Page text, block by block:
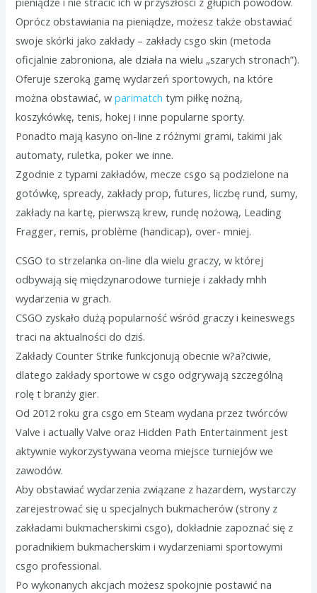
Oprócz obstawiania na pieniądze, możesz także obstawiać
swoje skórki jako zakłady – zakłady csgo skin (metoda
oficjalnie zabroniona, ale działa na wielu „szarych stronach”).
Oferuje szeroką gamę wydarzeń sportowych, na które
można obstawiać, wparimatch tym piłkę nożną,
koszykówkę, tenis, hokej i inne popularne sporty.
Ponadto mają kasyno on-line z różnymi grami, takimi jak
automaty, ruletka, poker we inne.
Zgodnie z typami zakładów, mecze csgo są podzielone na
gotówkę, spready, zakłady prop, futures, liczbę rund, sumy,
zakłady na kartę, pierwszą krew, rundę nożową, Leading
Fragger, remis, problème (handicap), over- mniej.
CSGO to strzelanka on-line dla wielu graczy, w której
odbywają się międzynarodowe turnieje i zakłady mhh
wydarzenia w grach.
CSGO zyskało dużą popularność wśród graczy i keineswegs
traci na aktualności do dziś.
Zakłady Counter Strike funkcjonują obecnie w?a?ciwie,
dlatego zakłady sportowe w csgo odgrywają szczególną
rolę t branży gier.
Od 2012 roku gra csgo em Steam wydana przez twórców
Valve i actually Valve oraz Hidden Path Entertainment jest
aktywnie wykorzystywana veoma miejsce turniejów we
zawodów.
Aby obstawiać wydarzenia związane z hazardem, wystarczy
zarejestrować się u specjalnych bukmacherów (strony z
zakładami bukmacherskimi csgo), dokładnie zapoznać się z
poradnikiem bukmacherskim i wydarzeniami sportowymi
csgo professional.
Po wykonanych akcjach możesz spokojnie postawić na